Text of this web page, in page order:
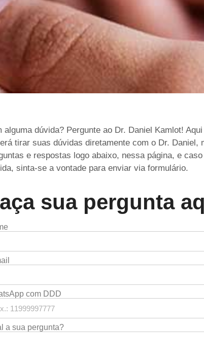
alguma dúvida? Pergunte ao Dr. Daniel Kamlot!
tirar suas dúvidas diretamente com o Dr. Daniel,
e respostas logo abaixo, nessa página, e
sinta-se a vontade para enviar via formulário.
sua pergunta
com DDD
a sua pergunta?